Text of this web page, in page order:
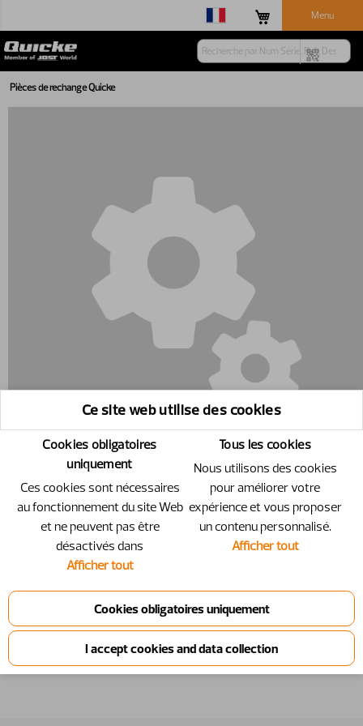
Menu
Pièces de rechange Quicke
10301551 - Support
Support
Numéro 10301551
Ce site web utilise des cookies
Cookies obligatoires
uniquement
Ces cookies sont nécessaires
au fonctionnement du site Web
et ne peuvent pas être
désactivés dans
Afficher tout
Tous les cookies
Nous utilisons des cookies
pour améliorer votre
expérience et vous proposer
un contenu personnalisé.
Afficher tout